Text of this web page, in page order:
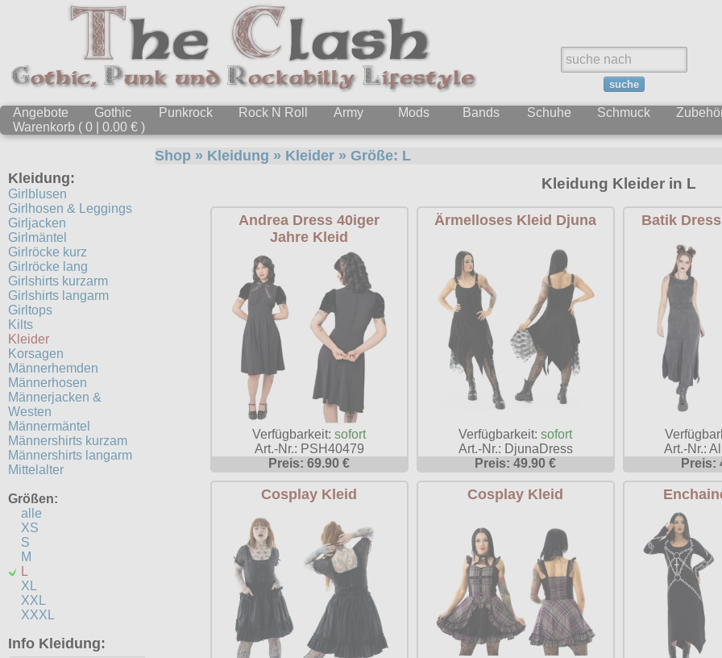
suche
Angebote Gothic Punkrock Rock N Roll Army Mods Bands Schuhe Schmuck
Warenkorb ( 0 | 0.00 € )
Kleidung:
Girlblusen
Girlhosen & Leggings
Girljacken
Girlmäntel
Girlröcke kurz
Girlröcke lang
Girlshirts kurzarm
Girlshirts langarm
Girltops
Kilts
Kleider
Korsagen
Männerhemden
Männerhosen
Männerjacken &
Westen
Männermäntel
Männershirts kurzam
Männershirts langarm
Mittelalter
Größen:
alle
XS
S
M
L
XL
XXL
XXXL
Info Kleidung:
Shop » Kleidung » Kleider» Größe: L
Kleidung Kleider in L
Andrea Dress 40iger
Jahre Kleid
Verfügbarkeit:sofort
Art.-Nr.: PSH40479
Preis: 69.90 €
Ärmelloses Kleid Djuna
Verfügbarkeit:sofort
Art.-Nr.: DjunaDress
Preis: 49.90 €
Batik
Art.-Nr.:
Preis:
Cosplay Kleid Cosplay Kleid